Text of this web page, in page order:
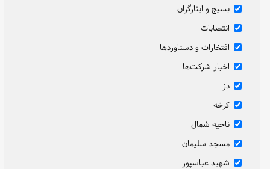
بسیج و ایثارگران
انتصابات
افتخارات و دستاوردها
اخبار شرکت‌ها
دز
کرخه
ناحیه شمال
مسجد سلیمان
شهید عباسپور